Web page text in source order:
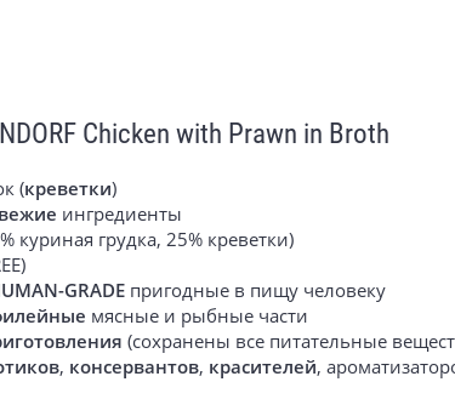
Chicken with Prawn in Broth
(креветки)
ингредиенты
куриная грудка, 25% креветки)
GRADE пригодные в пищу человеку
мясные и рыбные части
(cохранены все питательные
, консервантов, красителей,